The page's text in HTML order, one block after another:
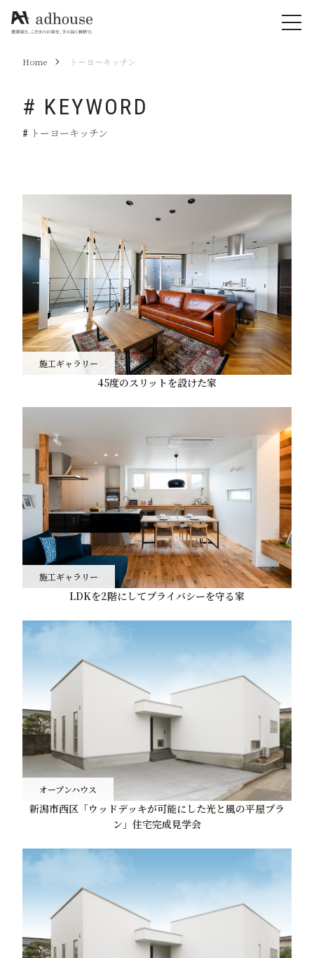
Home トーヨーキッチン
# KEYWORD
# トーヨーキッチン
施工ギャラリー
45度のスリットを設けた家
施工ギャラリー
LDKを2階にしてプライバシーを守る家
オープンハウス
新潟市西区「ウッドデッキが可能にした光と風の平屋プラ
ン」住宅完成見学会